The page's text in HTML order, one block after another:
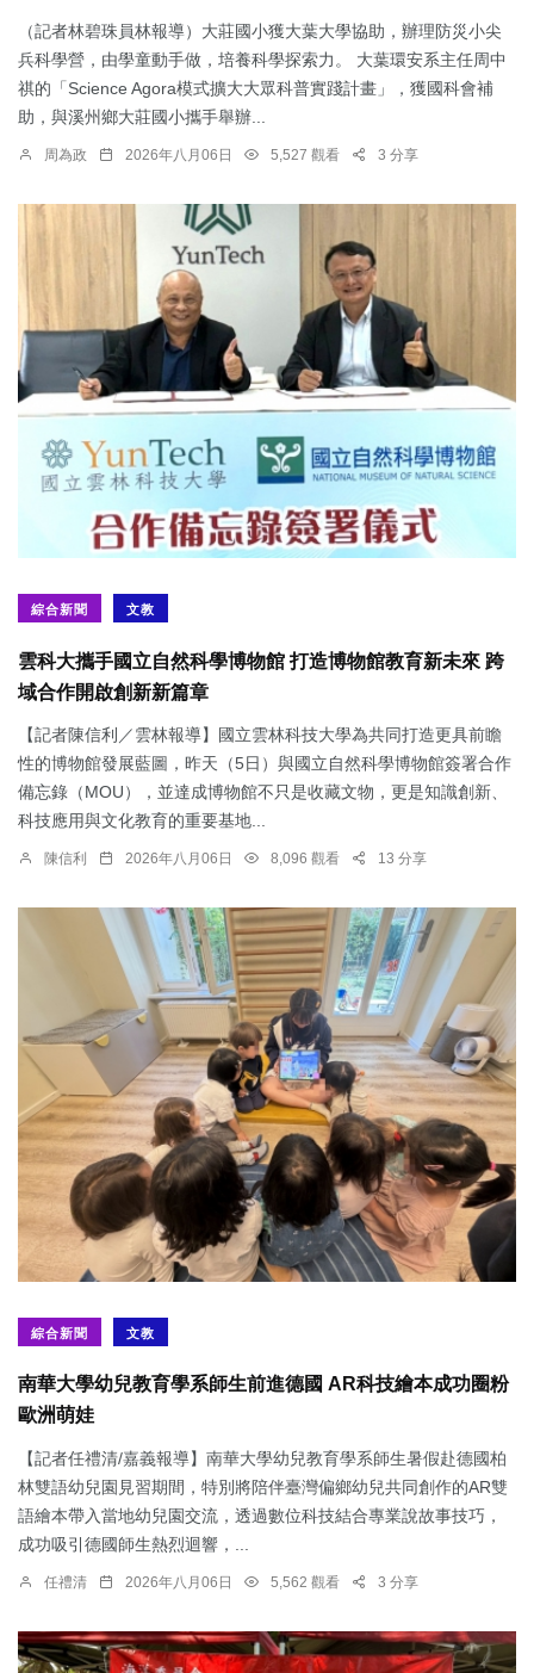
（記者林碧珠員林報導）大莊國小獲大葉大學協助，辦理防災小尖
兵科學營，由學童動手做，培養科學探索力。 大葉環安系主任周中
祺的「Science Agora模式擴大大眾科普實踐計畫」，獲國科會補
助，與溪州鄉大莊國小攜手舉辦...
周為政 2026年八月06日 5,527 觀看 3 分享
綜合新聞 文教
雲科大攜手國立自然科學博物館 打造博物館教育新未來 跨
域合作開啟創新新篇章
【記者陳信利／雲林報導】國立雲林科技大學為共同打造更具前瞻
性的博物館發展藍圖，昨天（5日）與國立自然科學博物館簽署合作
備忘錄（MOU），並達成博物館不只是收藏文物，更是知識創新、
科技應用與文化教育的重要基地...
陳信利 2026年八月06日 8,096 觀看 13 分享
綜合新聞 文教
南華大學幼兒教育學系師生前進德國 AR科技繪本成功圈粉
歐洲萌娃
【記者任禮清/嘉義報導】南華大學幼兒教育學系師生暑假赴德國柏
林雙語幼兒園見習期間，特別將陪伴臺灣偏鄉幼兒共同創作的AR雙
語繪本帶入當地幼兒園交流，透過數位科技結合專業說故事技巧，
成功吸引德國師生熱烈迴響，...
任禮清 2026年八月06日 5,562 觀看 3 分享